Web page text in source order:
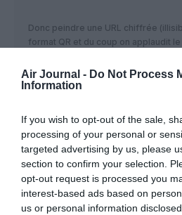
Air Journal - Do Not Process
Information
If you wish to opt-out of the sale,
processing of your personal or
targeted advertising by us, please
section to confirm your selection.
opt-out request is processed you
interest-based ads based on
us or personal information
Donc peindre une URL chiffrée
format QR et du coup on applaudit
Jeana commenté :
Oui exactement, et Airbus
d’essai d’utiliser le fuselage
messages: le 350 d’essais
fuselage composite, le